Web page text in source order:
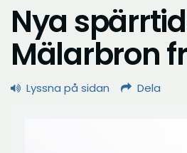
Nya
Mälarbron
Lyssna på sidan Dela